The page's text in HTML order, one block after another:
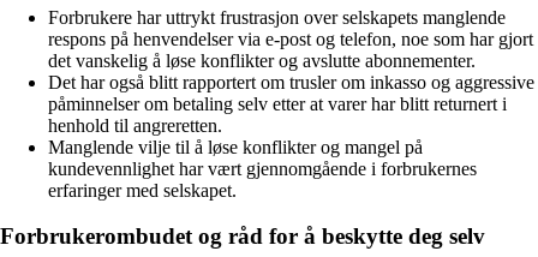
Forbrukere har uttrykt frustrasjon over selskapets manglende
respons på henvendelser via e-post og telefon, noe som har gjort
det vanskelig å løse konflikter og avslutte abonnementer.
Det har også blitt rapportert om trusler om inkasso og aggressive
påminnelser om betaling selv etter at varer har blitt returnert i
henhold til angreretten.
Manglende vilje til å løse konflikter og mangel på
kundevennlighet har vært gjennomgående i forbrukernes
erfaringer med selskapet.
Forbrukerombudet og råd for å beskytte deg selv